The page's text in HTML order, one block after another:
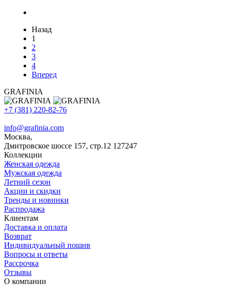
Назад
1
2
3
4
Вперед
GRAFINIA
+7 (381) 220-82-76
info@grafinia.com
Москва,
Дмитровское шоссе 157, стр.12 127247
Коллекции
Женская одежда
Мужская одежда
Летний сезон
Акции и скидки
Тренды и новинки
Распродажа
Клиентам
Доставка и оплата
Возврат
Индивидуальный пошив
Вопросы и ответы
Рассрочка
Отзывы
О компании